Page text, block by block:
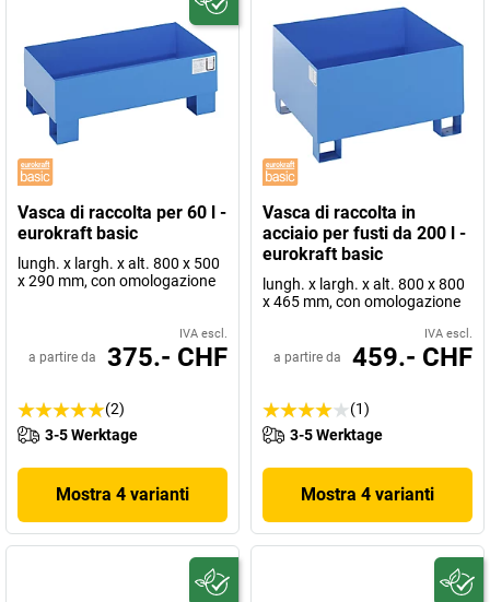
Vasca di raccolta per 60 l -
eurokraft basic
lungh. x largh. x alt. 800 x 500
x 290 mm, con omologazione
IVA escl.
a partire da 375.- CHF
(2)
3-5 Werktage
Mostra 4 varianti
Vasca di raccolta in
acciaio per fusti da 200 l -
eurokraft basic
lungh. x largh. x alt. 800 x 800
x 465 mm, con omologazione
IVA escl.
a partire da 459.- CHF
(1)
3-5 Werktage
Mostra 4 varianti